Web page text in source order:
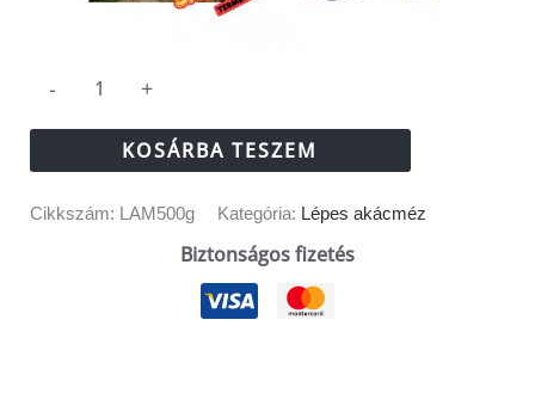
- +
KOSÁRBA TESZEM
Cikkszám: LAM500g Kategória: Lépes akácméz
Biztonságos fizetés